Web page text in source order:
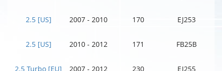
2.5 [US] 2007 - 2010 170 EJ253
2.5 [US] 2010 - 2012 171 FB25B
2.5 Turbo [EU] 2007 - 2012 230 EJ255